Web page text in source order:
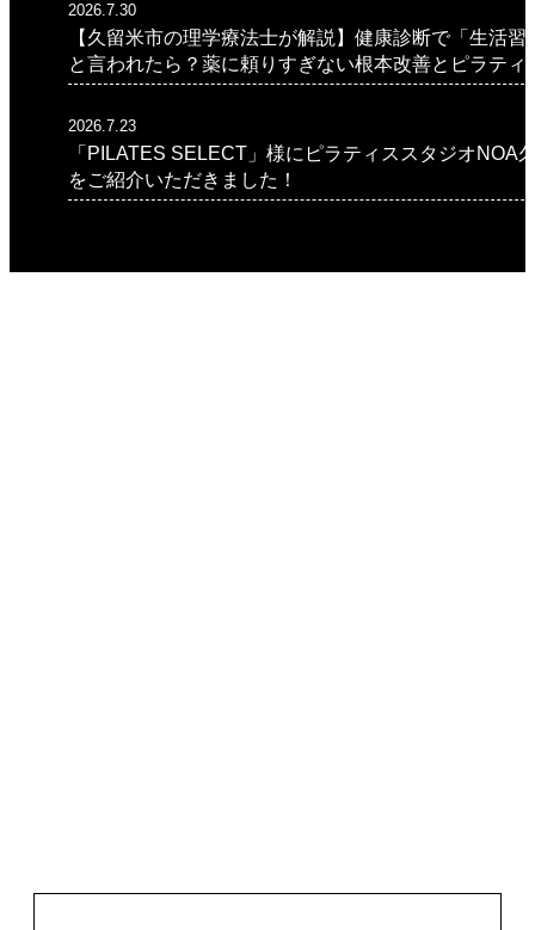
2026.7.30
【久留米市の理学療法士が解説】健康診断で「生活習
と言われたら？薬に頼りすぎない根本改善とピラティ
2026.7.23
「PILATES SELECT」様にピラティススタジオNOA
をご紹介いただきました！